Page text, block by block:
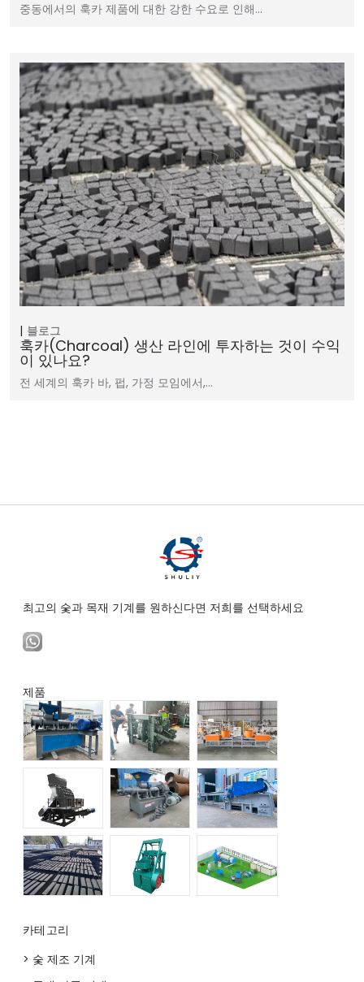
중동에서의 훅카 제품에 대한 강한 수요로 인해...
블로그
훅카(charcoal) 생산 라인에 투자하는 것이 수익
이 있나요?
전 세계의 훅카 바, 펍, 가정 모임에서,…
최고의 숯과 목재 기계를 원하신다면 저희를 선택하세요
제품
카테고리
> 숯 제조 기계